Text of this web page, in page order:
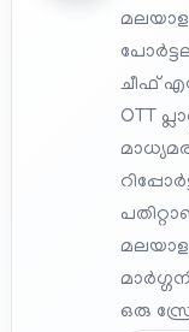
ചീഫ്
OTT
ഒരു